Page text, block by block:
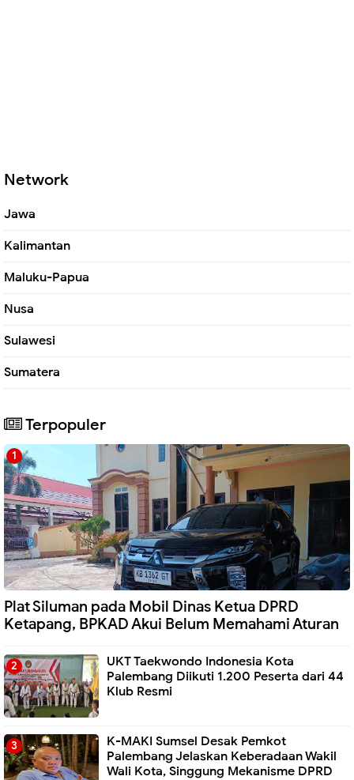
Network
Jawa
Kalimantan
Maluku-Papua
Nusa
Sulawesi
Sumatera
Terpopuler
Plat Siluman pada Mobil Dinas Ketua DPRD
Ketapang, BPKAD Akui Belum Memahami Aturan
UKT Taekwondo Indonesia Kota
Palembang Diikuti 1.200 Peserta dari 44
Klub Resmi
K-MAKI Sumsel Desak Pemkot
Palembang Jelaskan Keberadaan Wakil
Wali Kota, Singgung Mekanisme DPRD